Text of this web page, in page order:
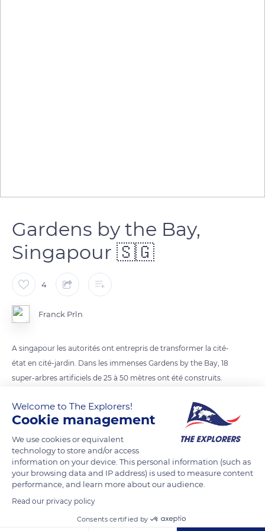
Gardens by the Bay,
Singapour 🇸🇬
4
Franck Prln
A singapour les autorités ont entrepris de transformer la cité-
état en cité-jardin. Dans les immenses Gardens by the Bay, 18
super-arbres artificiels de 25 à 50 mètres ont été construits.
plantes tropicales et fournissent de l'électricité grâce à des
panneaux photovoltaïques. Une interprétation moderne de la
READ MORE TRANSLATE
Welcome to The Explorers!
Cookie management
We use cookies or equivalent
technology to store and/or access
information on your device. This personal information (such as
your browsing data and IP address) is used to measure content
performance, and learn more about our audience.
Read our privacy policy
Consents certified by